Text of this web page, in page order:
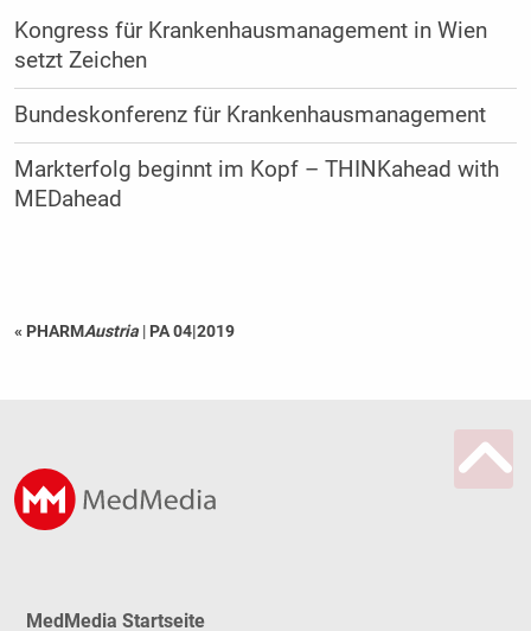
Kongress für Krankenhausmanagement in Wien
setzt Zeichen
Bundeskonferenz für Krankenhausmanagement
Markterfolg beginnt im Kopf – THINKahead with
MEDahead
« PHARMAustria | PA 04|2019
MedMedia Startseite